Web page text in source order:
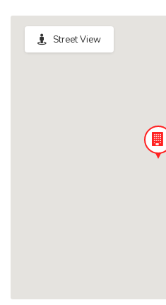
Street View